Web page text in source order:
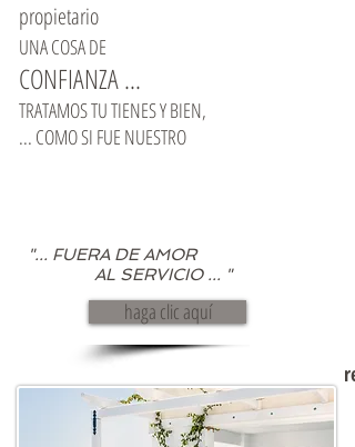
propietario
UNA COSA DE
CONFIANZA ...
TRATAMOS TU TIENES Y BIEN,
... COMO SI FUE NUESTRO
"... FUERA DE AMOR
AL SERVICIO ... "
haga clic aquí